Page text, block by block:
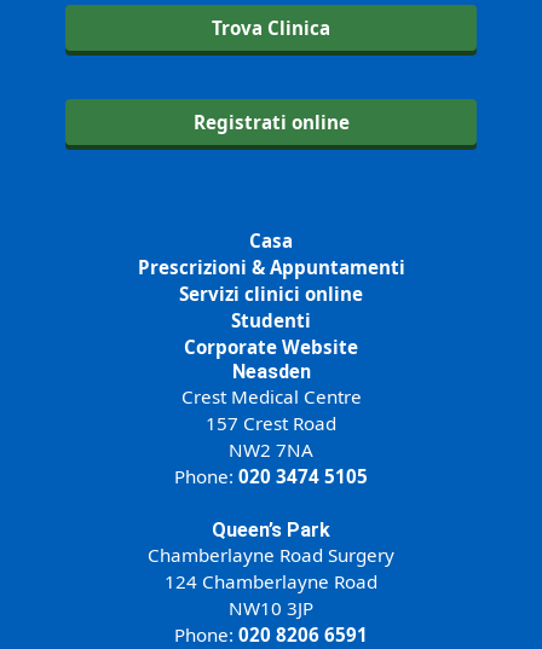
Trova Clinica
Registrati online
Casa
Prescrizioni & Appuntamenti
Servizi clinici online
Studenti
Corporate Website
Neasden
Crest Medical Centre
157 Crest Road
NW2 7NA
Phone: 020 3474 5105
Queen’s Park
Chamberlayne Road Surgery
124 Chamberlayne Road
NW10 3JP
Phone: 020 8206 6591